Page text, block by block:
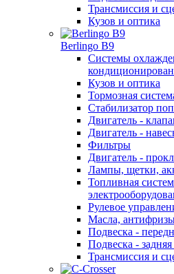
Трансмиссия и
Кузов и оптика
Berlingo B9
Системы
Кузов и оптика
Тормозная
Стабилизатор
Двигатель -
Двигатель -
Фильтры
Двигатель -
Лампы, щетки,
Топливная
Рулевое
Масла,
Подвеска -
Подвеска - задняя
Трансмиссия и